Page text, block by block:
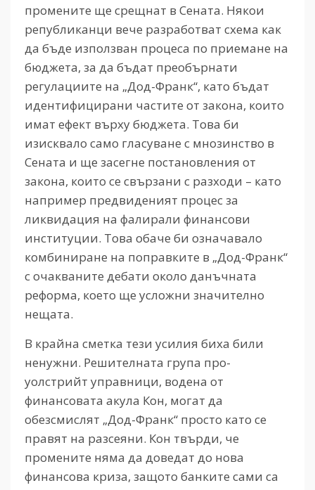
промените ще срещнат в Сената. Някои
републиканци вече разработват схема как
да бъде използван процеса по приемане на
бюджета, за да бъдат преобърнати
регулациите на „Дод-Франк“, като бъдат
идентифицирани частите от закона, които
имат ефект върху бюджета. Това би
изисквало само гласуване с мнозинство в
Сената и ще засегне постановления от
закона, които се свързани с разходи – като
например предвиденият процес за
ликвидация на фалирали финансови
институции. Това обаче би означавало
комбиниране на поправките в „Дод-Франк“
с очакваните дебати около данъчната
реформа, което ще усложни значително
нещата.
В крайна сметка тези усилия биха били
ненужни. Решителната група про-
уолстрийт управници, водена от
финансовата акула Кон, могат да
обезсмислят „Дод-Франк“ просто като се
правят на разсеяни. Кон твърди, че
промените няма да доведат до нова
финансова криза, защото банките сами са